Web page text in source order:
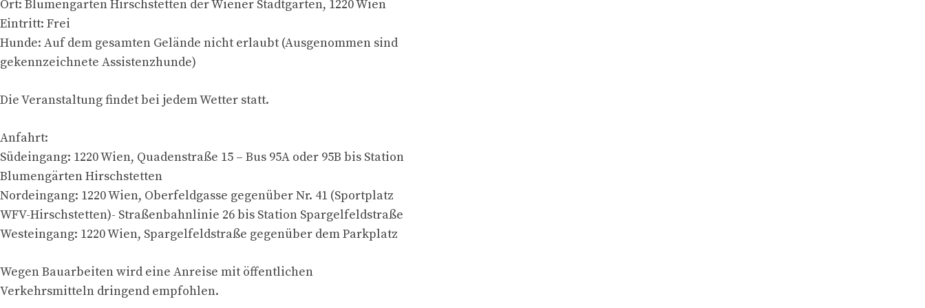
Ort: Blumengärten Hirschstetten der Wiener Stadtgärten, 1220 Wien
Eintritt: Frei
Hunde: Auf dem gesamten Gelände nicht erlaubt (Ausgenommen sind
gekennzeichnete Assistenzhunde)
Die Veranstaltung findet bei jedem Wetter statt.
Anfahrt:
Südeingang: 1220 Wien, Quadenstraße 15 – Bus 95A oder 95B bis Station
Blumengärten Hirschstetten
Nordeingang: 1220 Wien, Oberfeldgasse gegenüber Nr. 41 (Sportplatz
WFV-Hirschstetten)- Straßenbahnlinie 26 bis Station Spargelfeldstraße
Westeingang: 1220 Wien, Spargelfeldstraße gegenüber dem Parkplatz
Wegen Bauarbeiten wird eine Anreise mit öffentlichen
Verkehrsmitteln dringend empfohlen.